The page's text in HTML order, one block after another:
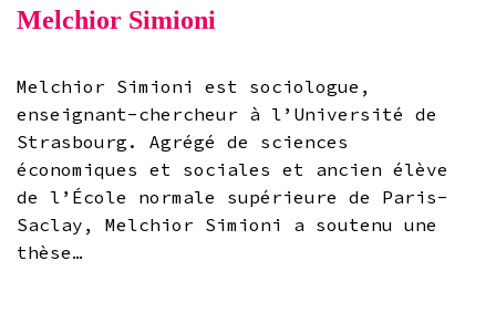
Melchior Simioni
Melchior Simioni est sociologue,
enseignant-chercheur à l’Université de
Strasbourg. Agrégé de sciences
économiques et sociales et ancien élève
de l’École normale supérieure de Paris-
Saclay, Melchior Simioni a soutenu une
thèse…